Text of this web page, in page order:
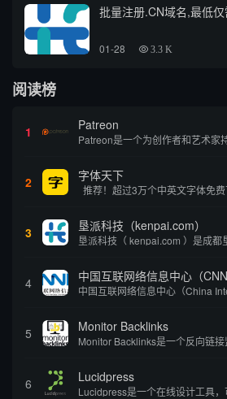
批量注册.CN域名,最低
01-28 3.3 K
阅读榜
1 Patreon
2 字体天下
推荐！超过3万个中英文字体免费
3 垦派科技（kenpai.com）
4 中国互联网络信息中心（
5 Monitor Backlinks
6 Lucidpress